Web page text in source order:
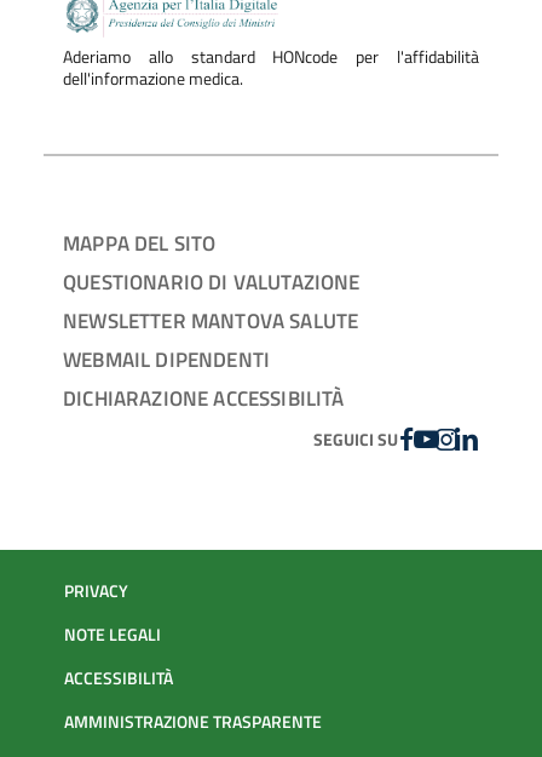
Aderiamo allo standard HONcode per l'affidabilità
dell'informazione medica.
MAPPA DEL SITO
QUESTIONARIO DI VALUTAZIONE
NEWSLETTER MANTOVA SALUTE
WEBMAIL DIPENDENTI
DICHIARAZIONE ACCESSIBILITÀ
SEGUICI SUFACEBOOK
YOUTUBE
INSTAGRAM
LINKEDIN
PRIVACY
NOTE LEGALI
ACCESSIBILITÀ
AMMINISTRAZIONE TRASPARENTE